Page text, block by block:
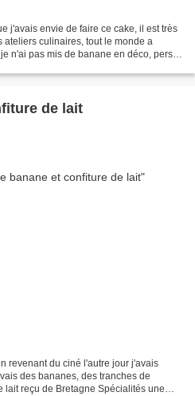
j'avais envie de faire ce cake, il est très
culinaires, tout le monde a
n'ai pas mis de banane en déco, perso
de lait
revenant du ciné l'autre jour j'avais
des bananes, des tranches de
lait reçu de Bretagne Spécialités une